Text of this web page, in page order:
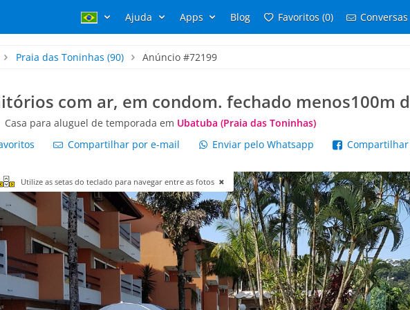
Ajuda Apps Blog Favoritos (0) Conversas
Praia das Toninhas (90) Anúncio #72199
com ar, em condom. fechado menos100m
Casa para aluguel de temporada em Ubatuba (Praia das Toninhas)
Compartilhar por e-mail Enviar pelo Whatsapp Compartilhar
Utilize as setas do teclado para navegar entre as fotos